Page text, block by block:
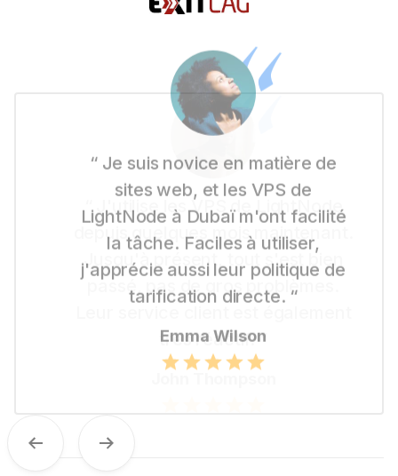
“ Je suis novice en matière de
sites web, et les VPS de
LightNode à Dubaï m'ont facilité
la tâche. Faciles à utiliser,
j'apprécie aussi leur politique de
Emma Wilson
Previous Next